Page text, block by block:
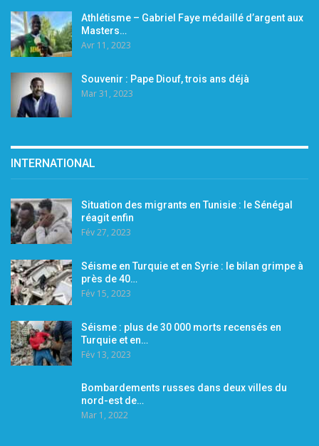
Athlétisme – Gabriel Faye médaillé d’argent aux
Masters…
Avr 11, 2023
Souvenir : Pape Diouf, trois ans déjà
Mar 31, 2023
INTERNATIONAL
Situation des migrants en Tunisie : le Sénégal
réagit enfin
Fév 27, 2023
Séisme en Turquie et en Syrie : le bilan grimpe à
près de 40…
Fév 15, 2023
Séisme : plus de 30 000 morts recensés en
Turquie et en…
Fév 13, 2023
Bombardements russes dans deux villes du
nord-est de…
Mar 1, 2022